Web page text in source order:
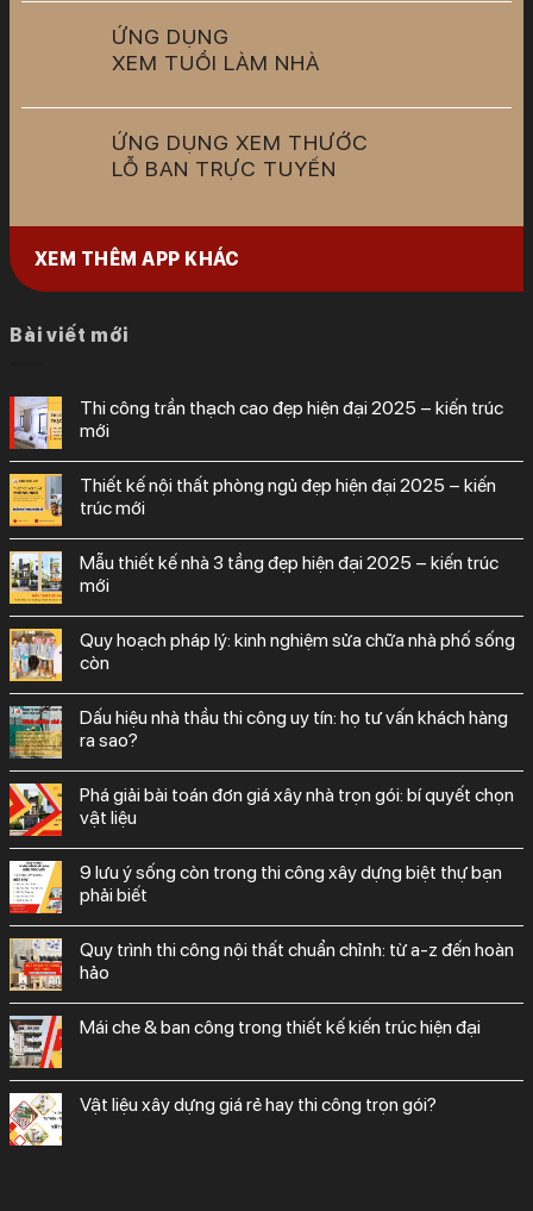
ỨNG DỤNG
XEM TUỔI LÀM NHÀ
ỨNG DỤNG XEM THƯỚC
LỖ BAN TRỰC TUYẾN
XEM THÊM APP KHÁC
Bài viết mới
thi công trần thạch cao đẹp hiện đại 2025 – kiến trúc
mới
thiết kế nội thất phòng ngủ đẹp hiện đại 2025 – kiến
trúc mới
mẫu thiết kế nhà 3 tầng đẹp hiện đại 2025 – kiến trúc
mới
quy hoạch pháp lý: kinh nghiệm sửa chữa nhà phố sống
còn
dấu hiệu nhà thầu thi công uy tín: họ tư vấn khách hàng
ra sao?
phá giải bài toán đơn giá xây nhà trọn gói: bí quyết chọn
vật liệu
9 lưu ý sống còn trong thi công xây dựng biệt thự bạn
phải biết
quy trình thi công nội thất chuẩn chỉnh: từ a-z đến hoàn
hảo
mái che & ban công trong thiết kế kiến trúc hiện đại
vật liệu xây dựng giá rẻ hay thi công trọn gói?